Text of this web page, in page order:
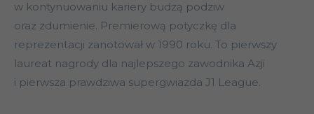
w kontynuowaniu kariery budzą podziw
oraz zdumienie. Premierową potyczkę dla
reprezentacji zanotował w 1990 roku. To pierwszy
laureat nagrody dla najlepszego zawodnika Azji
i pierwsza prawdziwa supergwiazda J1 League.